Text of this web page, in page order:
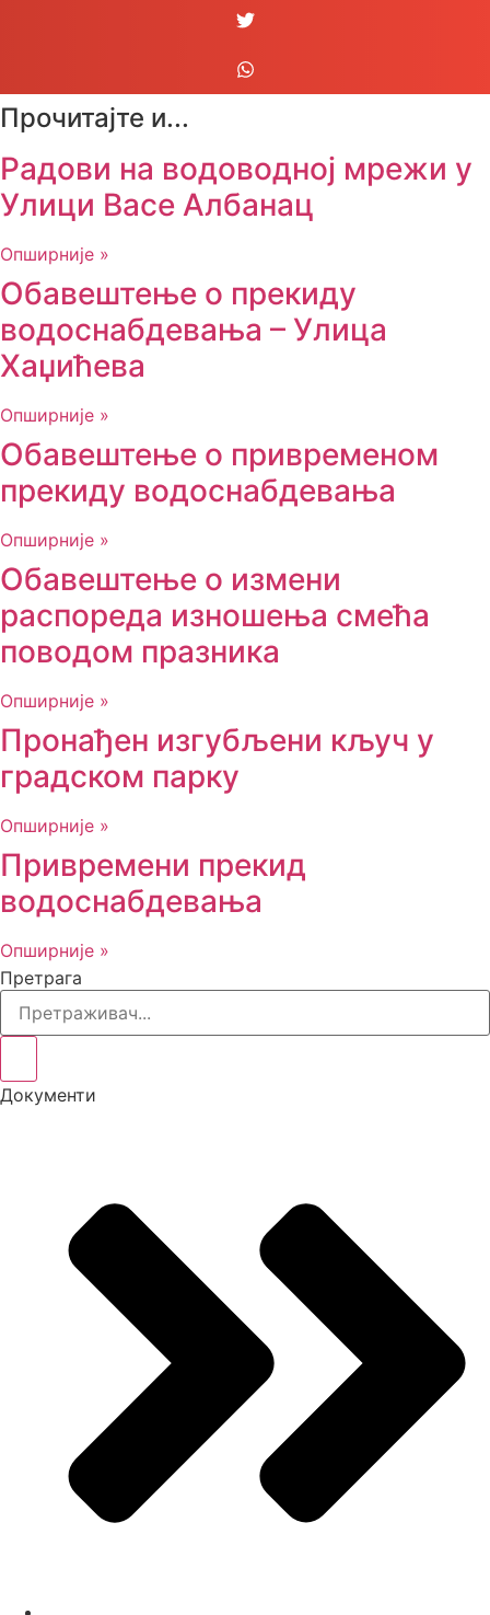
Прочитајте и...
Радови на водоводној мрежи у
Улици Васе Албанац
Опширније »
Обавештење о прекиду
водоснабдевања – Улица
Хаџићева
Опширније »
Обавештење о привременом
прекиду водоснабдевања
Опширније »
Обавештење о измени
распореда изношења смећа
поводом празника
Опширније »
Пронађен изгубљени кључ у
градском парку
Опширније »
Привремени прекид
водоснабдевања
Опширније »
Претрага
Документи